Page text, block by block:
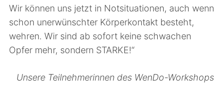
Wir können uns jetzt in Notsituationen, auch wenn
schon unerwünschter Körperkontakt besteht,
wehren. Wir sind ab sofort keine schwachen
Opfer mehr, sondern STARKE!“
Unsere Teilnehmerinnen des WenDo-Workshops